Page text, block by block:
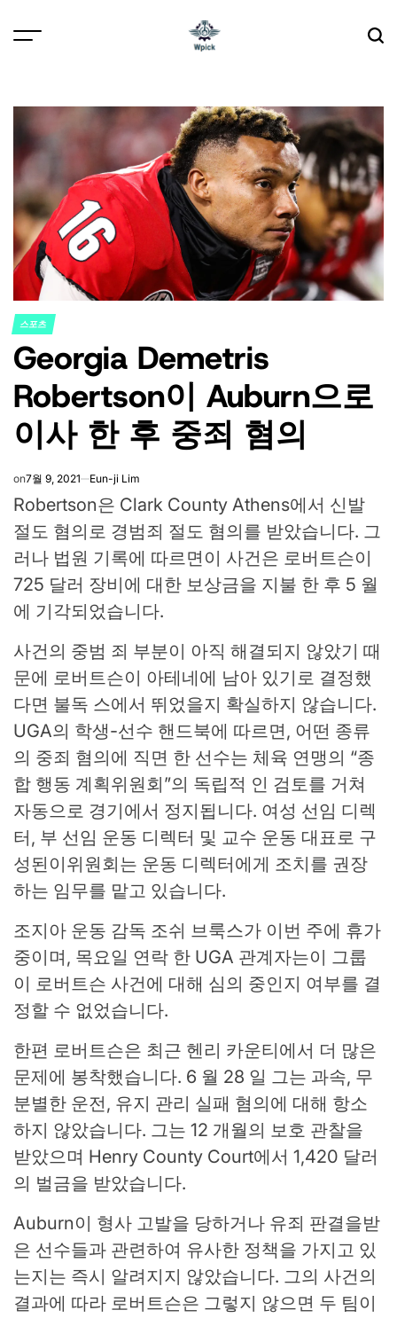
POSTED
IN
스포츠
Georgia Demetris
Robertson이 Auburn으로
이사 한 후 중죄 혐의
on7월 9, 2021 Eun-ji Lim
Robertson은 Clark County Athens에서 신발
절도 혐의로 경범죄 절도 혐의를 받았습니다. 그
러나 법원 기록에 따르면이 사건은 로버트슨이
725 달러 장비에 대한 보상금을 지불 한 후 5 월
에 기각되었습니다.
사건의 중범 죄 부분이 아직 해결되지 않았기 때
문에 로버트슨이 아테네에 남아 있기로 결정했
다면 불독 스에서 뛰었을지 확실하지 않습니다.
UGA의 학생-선수 핸드북에 따르면, 어떤 종류
의 중죄 혐의에 직면 한 선수는 체육 연맹의 “종
합 행동 계획위원회”의 독립적 인 검토를 거쳐
자동으로 경기에서 정지됩니다. 여성 선임 디렉
터, 부 선임 운동 디렉터 및 교수 운동 대표로 구
성된이위원회는 운동 디렉터에게 조치를 권장
하는 임무를 맡고 있습니다.
조지아 운동 감독 조쉬 브룩스가 이번 주에 휴가
중이며, 목요일 연락 한 UGA 관계자는이 그룹
이 로버트슨 사건에 대해 심의 중인지 여부를 결
정할 수 없었습니다.
한편 로버트슨은 최근 헨리 카운티에서 더 많은
문제에 봉착했습니다. 6 월 28 일 그는 과속, 무
분별한 운전, 유지 관리 실패 혐의에 대해 항소
하지 않았습니다. 그는 12 개월의 보호 관찰을
받았으며 Henry County Court에서 1,420 달러
의 벌금을 받았습니다.
Auburn이 형사 고발을 당하거나 유죄 판결을받
은 선수들과 관련하여 유사한 정책을 가지고 있
는지는 즉시 알려지지 않았습니다. 그의 사건의
결과에 따라 로버트슨은 그렇지 않으면 두 팀이